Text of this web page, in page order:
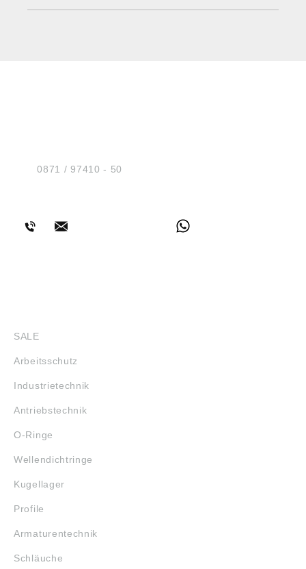
Tel.:0871 / 97410 - 50
SALE
Arbeitsschutz
Industrietechnik
Antriebstechnik
O-Ringe
Wellendichtringe
Kugellager
Profile
Armaturentechnik
Schläuche